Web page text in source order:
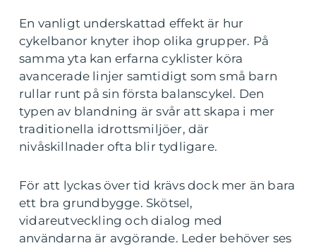
En vanligt underskattad effekt är hur
cykelbanor knyter ihop olika grupper. På
samma yta kan erfarna cyklister köra
avancerade linjer samtidigt som små barn
rullar runt på sin första balanscykel. Den
typen av blandning är svår att skapa i mer
traditionella idrottsmiljöer, där
nivåskillnader ofta blir tydligare.
För att lyckas över tid krävs dock mer än bara
ett bra grundbygge. Skötsel,
vidareutveckling och dialog med
användarna är avgörande. Leder behöver ses